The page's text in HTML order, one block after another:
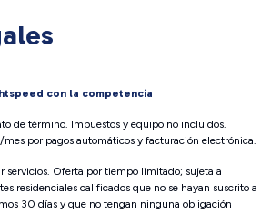
con la competencia
de término. Impuestos y equipo no incluidos.
por pagos automáticos y facturación electrónica.
servicios. Oferta por tiempo limitado; sujeta a
residenciales calificados que no se hayan suscrito a
30 días y que no tengan ninguna obligación